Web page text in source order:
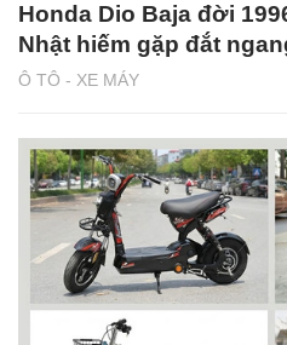
Ô TÔ - XE MÁY
Honda Dio Baja đời
Nhật hiếm gặp đắt